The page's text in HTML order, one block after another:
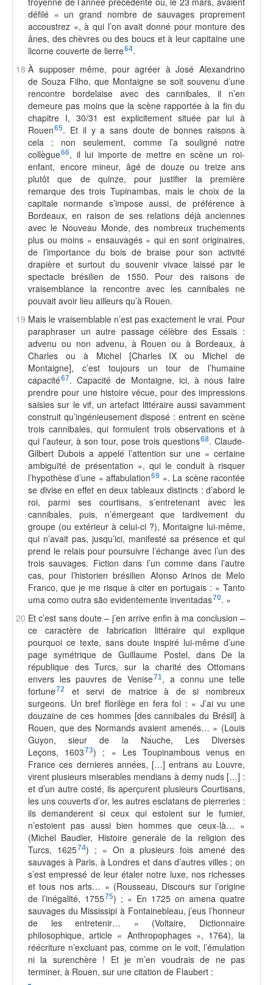
défilé « un grand nombre de sauvages proprement
accoustrez », à qui l’on avait donné pour monture des
ânes, des chèvres ou des boucs et à leur capitaine une
licorne couverte de lierre64.
18 À supposer même, pour agréer à José Alexandrino
de Souza Filho, que Montaigne se soit souvenu d’une
rencontre bordelaise avec des cannibales, il n’en
demeure pas moins que la scène rapportée à la fin du
chapitre I, 30/31 est explicitement située par lui à
Rouen65. Et il y a sans doute de bonnes raisons à
cela : non seulement, comme l’a souligné notre
collègue66, il lui importe de mettre en scène un roi-
enfant, encore mineur, âgé de douze ou treize ans
plutôt que de quinze, pour justifier la première
remarque des trois Tupinambas, mais le choix de la
capitale normande s’impose aussi, de préférence à
Bordeaux, en raison de ses relations déjà anciennes
avec le Nouveau Monde, des nombreux truchements
plus ou moins « ensauvagés » qui en sont originaires,
de l’importance du bois de braise pour son activité
drapière et surtout du souvenir vivace laissé par le
spectacle brésilien de 1550. Pour des raisons de
vraisemblance la rencontre avec les cannibales ne
pouvait avoir lieu ailleurs qu’à Rouen.
19 Mais le vraisemblable n’est pas exactement le vrai. Pour
paraphraser un autre passage célèbre des Essais :
advenu ou non advenu, à Rouen ou à Bordeaux, à
Charles ou à Michel [Charles IX ou Michel de
Montaigne], c’est toujours un tour de l’humaine
capacité67. Capacité de Montaigne, ici, à nous faire
prendre pour une histoire vécue, pour des impressions
saisies sur le vif, un artefact littéraire aussi savamment
construit qu’ingénieusement disposé : entrent en scène
trois cannibales, qui formulent trois observations et à
qui l’auteur, à son tour, pose trois questions68. Claude-
Gilbert Dubois a appelé l’attention sur une « certaine
ambiguïté de présentation », qui le conduit à risquer
l’hypothèse d’une « affabulation69 ». La scène racontée
se divise en effet en deux tableaux distincts : d’abord le
roi, parmi ses courtisans, s’entretenant avec les
cannibales, puis, n’émergeant que tardivement du
groupe (ou extérieur à celui-ci ?), Montaigne lui-même,
qui n’avait pas, jusqu’ici, manifesté sa présence et qui
prend le relais pour poursuivre l’échange avec l’un des
trois sauvages. Fiction dans l’un comme dans l’autre
cas, pour l’historien brésilien Afonso Arinos de Melo
Franco, que je me risque à citer en portugais : « Tanto
uma como outra são evidentemente inventadas70. »
20 Et c’est sans doute – j’en arrive enfin à ma conclusion –
ce caractère de fabrication littéraire qui explique
pourquoi ce texte, sans doute inspiré lui-même d’une
page symétrique de Guillaume Postel, dans De la
république des Turcs, sur la charité des Ottomans
envers les pauvres de Venise71, a connu une telle
fortune72
et servi de matrice à de si nombreux
surgeons. Un bref florilège en fera foi : « J’ai vu une
douzaine de ces hommes [des cannibales du Brésil] à
Rouen, que des Normands avaient amenés… » (Louis
Guyon, sieur de la Nauche, Les Diverses
Leçons, 160373) ; « Les Toupinambous venus en
France ces dernieres années, […] entrans au Louvre,
virent plusieurs miserables mendians à demy nuds […] :
et d’un autre costé, ils aperçurent plusieurs Courtisans,
les uns couverts d’or, les autres esclatans de pierreries :
ils demanderent si ceux qui estoient sur le fumier,
n’estoient pas aussi bien hommes que ceux-là… »
(Michel Baudier, Histoire generale de la religion des
Turcs, 162574) ; « On a plusieurs fois amené des
sauvages à Paris, à Londres et dans d’autres villes ; on
s’est empressé de leur étaler notre luxe, nos richesses
et tous nos arts… » (Rousseau, Discours sur l’origine
de l’inégalité, 175575) ; « En 1725 on amena quatre
sauvages du Mississipi à Fontainebleau, j’eus l’honneur
de les entretenir… » (Voltaire, Dictionnaire
philosophique, article « Anthropophages », 1764), la
réécriture n’excluant pas, comme on le voit, l’émulation
ni la surenchère ! Et je m’en voudrais de ne pas
terminer, à Rouen, sur une citation de Flaubert :